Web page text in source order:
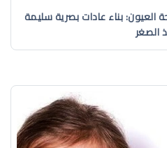
بناء عادات بصرية سليمة
الصغر